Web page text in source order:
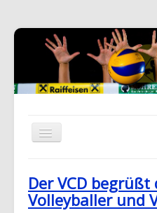
Der VCD
Volleyballer und